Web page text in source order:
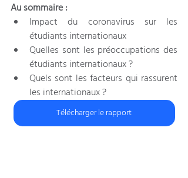
Au sommaire :
Impact du coronavirus sur les
étudiants internationaux
Quelles sont les préoccupations des
étudiants internationaux ?
Quels sont les facteurs qui rassurent
les internationaux ?
Télécharger le rapport